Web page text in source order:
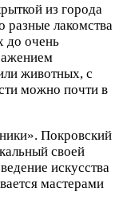
из города
лакомства
до очень
животных, с
можно почти в
Покровский
своей
искусства
мастерами